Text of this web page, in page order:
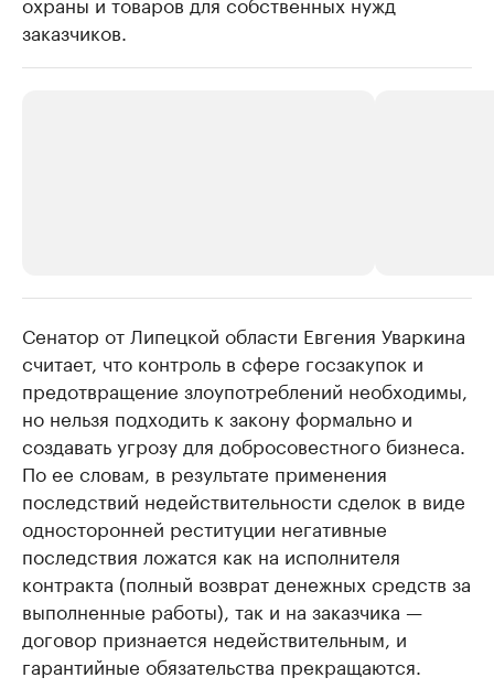
заказчиков.
Делитесь новостями бизнеса на РБК
Управляйте страницей компании и развивайте личные
Крупнейшие
продавцы
Ознакомьтесь с
Сенатор от Липецкой области Евгения Уваркина
считает, что контроль в сфере госзакупок и
предотвращение злоупотреблений необходимы,
но нельзя подходить к закону формально и
создавать угрозу для добросовестного бизнеса.
По ее словам, в результате применения
последствий недействительности сделок в виде
односторонней реституции негативные
последствия ложатся как на исполнителя
контракта (полный возврат денежных средств за
выполненные работы), так и на заказчика —
договор признается недействительным, и
гарантийные обязательства прекращаются.